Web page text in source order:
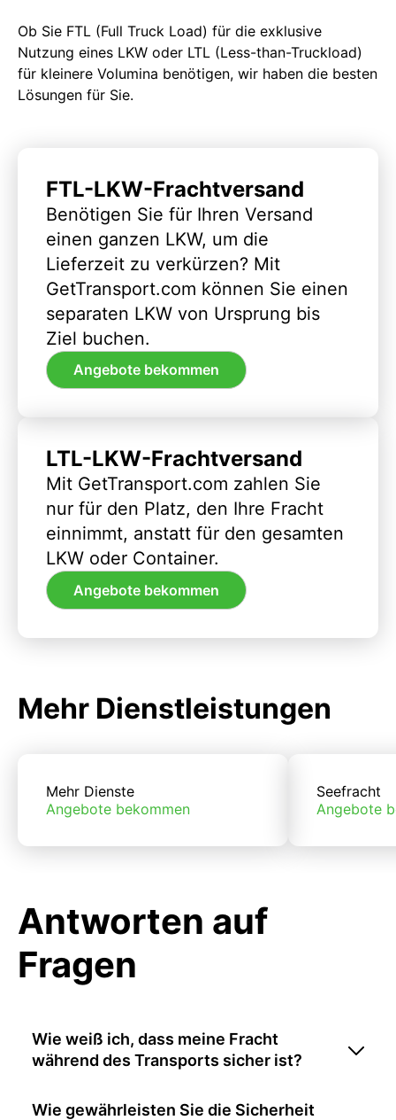
Ob Sie FTL (Full Truck Load) für die exklusive
Nutzung eines LKW oder LTL (Less-than-Truckload)
für kleinere Volumina benötigen, wir haben die besten
Lösungen für Sie.
FTL-LKW-Frachtversand
Benötigen Sie für Ihren Versand
einen ganzen LKW, um die
Lieferzeit zu verkürzen? Mit
GetTransport.com können Sie einen
separaten LKW von Ursprung bis
Ziel buchen.
Angebote bekommen
LTL-LKW-Frachtversand
Mit GetTransport.com zahlen Sie
nur für den Platz, den Ihre Fracht
einnimmt, anstatt für den gesamten
LKW oder Container.
Angebote bekommen
Mehr Dienstleistungen
Mehr Dienste
Angebote bekommen
Seefracht
Angebote
Antworten auf
Fragen
Wie weiß ich, dass meine Fracht
während des Transports sicher ist?
Wie gewährleisten Sie die Sicherheit